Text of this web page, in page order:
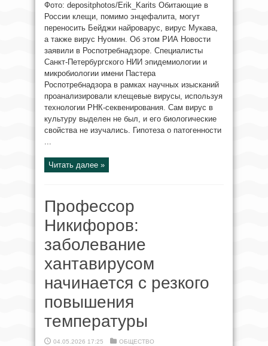
Фото: depositphotos/Erik_Karits Обитающие в
России клещи, помимо энцефалита, могут
переносить Бейджи найроварус, вирус Мукава,
а также вирус Нуомин. Об этом РИА Новости
заявили в Роспотребнадзоре. Специалисты
Санкт-Петербургского НИИ эпидемиологии и
микробиологии имени Пастера
Роспотребнадзора в рамках научных изысканий
проанализировали клещевые вирусы, используя
технологии РНК-секвенирования. Сам вирус в
культуру выделен не был, и его биологические
свойства не изучались. Гипотеза о патогенности
...
Читать далее »
Профессор
Никифоров:
заболевание
хантавирусом
начинается с резкого
повышения
температуры
04.05.2026 17:25 ОБЩЕСТВО